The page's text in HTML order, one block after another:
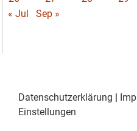
« Jul
Sep »
Datenschutzerklärung |
Einstellungen